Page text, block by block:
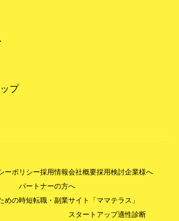
プ
ーポリシー採用情報会社概要採用検討企業様へ
パートナーの方へ
めの時短転職・副業サイト「ママテラス」
スタートアップ適性診断